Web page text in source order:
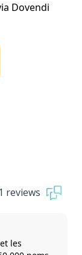
Dovendi
reviews
les